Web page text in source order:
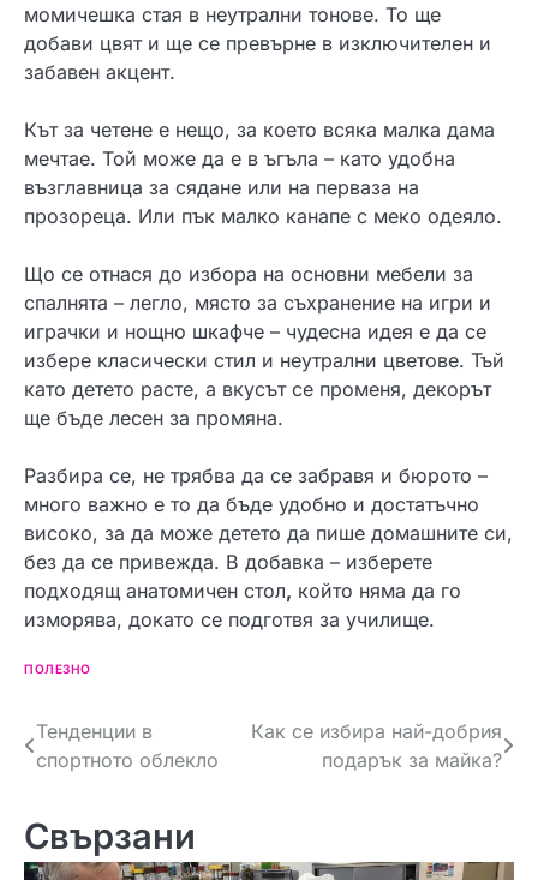
момичешка стая в неутрални тонове. То ще
добави цвят и ще се превърне в изключителен и
забавен акцент.
Кът за четене е нещо, за което всяка малка дама
мечтае. Той може да е в ъгъла – като удобна
възглавница за сядане или на перваза на
прозореца. Или пък малко канапе с меко одеяло.
Що се отнася до избора на основни мебели за
спалнята – легло, място за съхранение на игри и
играчки и нощно шкафче – чудесна идея е да се
избере класически стил и неутрални цветове. Тъй
като детето расте, а вкусът се променя, декорът
ще бъде лесен за промяна.
Разбира се, не трябва да се забравя и бюрото –
много важно е то да бъде удобно и достатъчно
високо, за да може детето да пише домашните си,
без да се привежда. В добавка – изберете
подходящ анатомичен стол, който няма да го
изморява, докато се подготвя за училище.
ПОЛЕЗНО
Н
в
и
Тенденции в
спортното облекло
Как се избира най-добрия
подарък за майка?
Свързани